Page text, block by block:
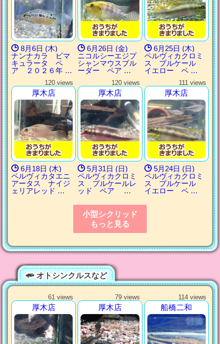
8月6日 (木)
ナンナカラ ビマ
キュラータ ペ
ア ２０２６年 …
6月26日 (金)
ニコルシーエジプ
シャンマウスブル
ーダー ペア …
6月25日 (木)
ペルヴィカクロミ
ス プルケール
イエロー ペ …
120 views
厚木店
6月18日 (木)
ペルヴィカタエニ
アータス ナイジ
ェリアレッド …
120 views
厚木店
5月31日 (日)
ペルヴィカクロミ
ス プルケールレ
ッド ペア …
111 views
厚木店
5月24日 (日)
ペルヴィカクロミ
ス プルケール
イエロー ペ …
小型シクリッド
もっと見る
オトシンクルスなど
61 views
厚木店
79 views
厚木店
114 views
船橋二和